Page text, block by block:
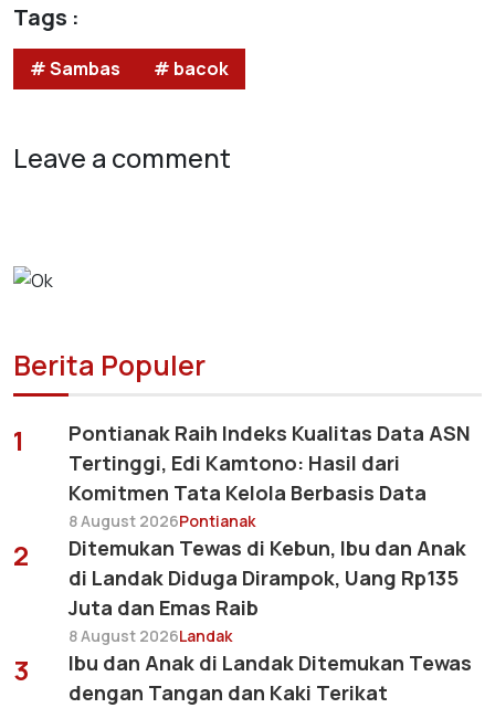
Tags :
# Sambas # bacok
Leave a comment
Berita Populer
1
Pontianak Raih Indeks Kualitas Data ASN
Tertinggi, Edi Kamtono: Hasil dari
Komitmen Tata Kelola Berbasis Data
8 August 2026Pontianak
2
Ditemukan Tewas di Kebun, Ibu dan Anak
di Landak Diduga Dirampok, Uang Rp135
Juta dan Emas Raib
8 August 2026Landak
3
Ibu dan Anak di Landak Ditemukan Tewas
dengan Tangan dan Kaki Terikat